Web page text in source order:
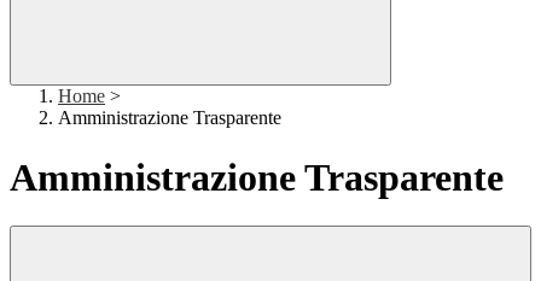
Home >
Amministrazione Trasparente
Amministrazione Trasparente